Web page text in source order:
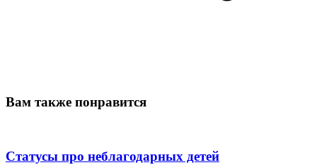
Вам также понравится
Статусы про неблагодарных детей